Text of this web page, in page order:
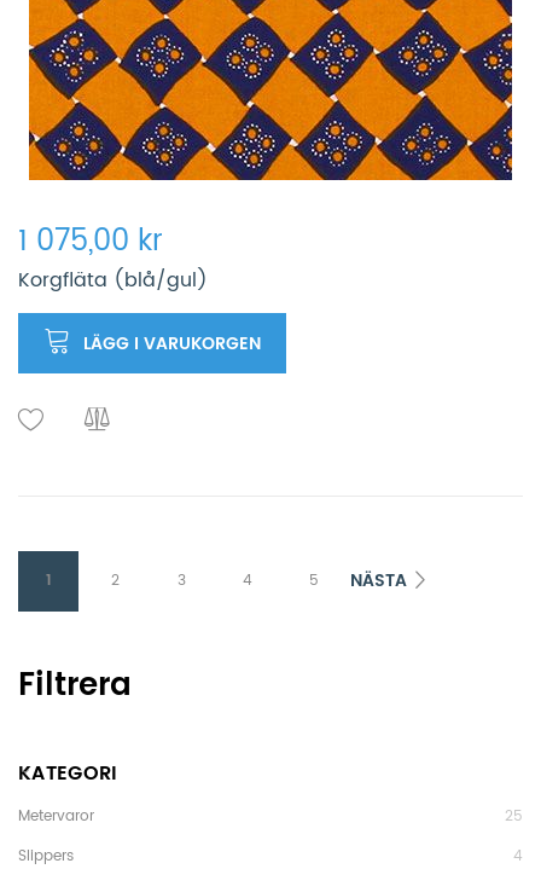
1 075,00 kr
Korgfläta (blå/gul)
LÄGG I VARUKORGEN
1 2 3 4 5 NÄSTA
Filtrera
KATEGORI
Metervaror
25
Slippers
4